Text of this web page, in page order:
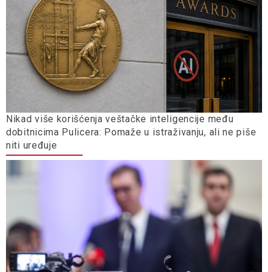
Nikad više korišćenja veštačke inteligencije među
dobitnicima Pulicera: Pomaže u istraživanju, ali ne piše
niti uređuje